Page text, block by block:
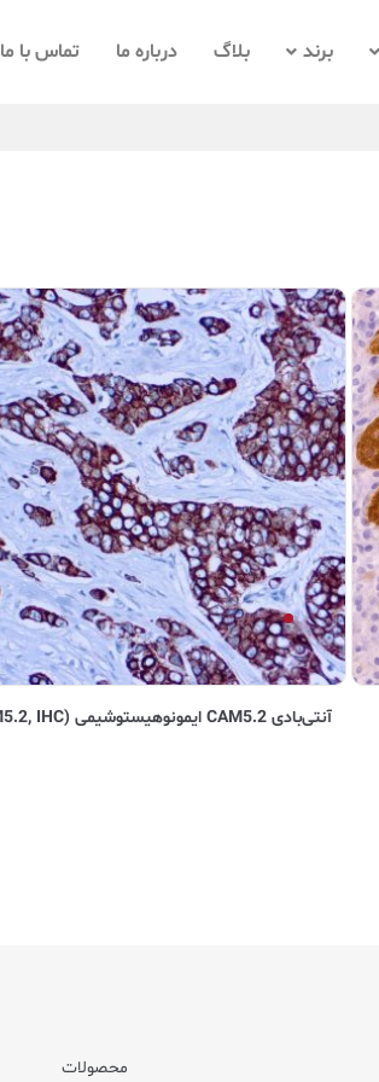
برند بلاگ درباره ما تماس با ما
آنتی‌بادی CAM5.2 ایمونوهیستوشیمی (CAM5.2, IHC)
محصولات